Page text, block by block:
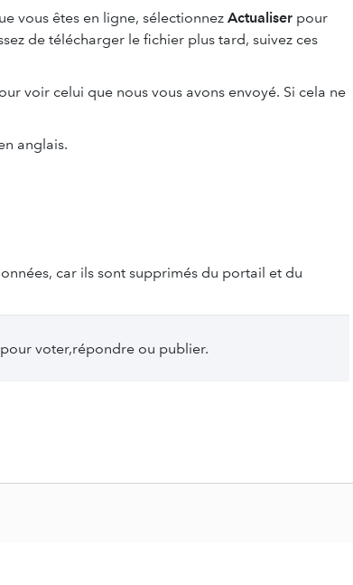
vous êtes en ligne, sélectionnez Actualiser pour
de télécharger le fichier plus tard, suivez ces
voir celui que nous vous avons envoyé. Si cela ne
anglais.
car ils sont supprimés du portail et du
voter,répondre ou publier.